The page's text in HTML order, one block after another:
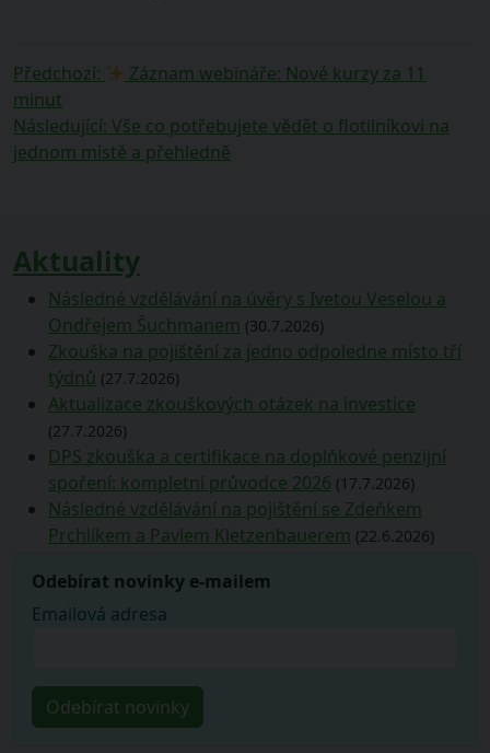
Navigace
pro
příspěvek
Předchozí: Předchozí
Záznam webináře: Nové kurzy za 11
minut
Následující: Následující
příspěvek:
Vše co potřebujete vědět o flotilníkovi na
jednom místě a přehledně
Aktuality
Následné vzdělávání na úvěry s Ivetou Veselou a
Ondřejem Šuchmanem (30.7.2026)
Zkouška na pojištění za jedno odpoledne místo tří
týdnů (27.7.2026)
Aktualizace zkouškových otázek na investice
(27.7.2026)
DPS zkouška a certifikace na doplňkové penzijní
spoření: kompletní průvodce 2026 (17.7.2026)
Následné vzdělávání na pojištění se Zdeňkem
Prchlíkem a Pavlem Kletzenbauerem (22.6.2026)
Odebírat novinky e-mailem
Emailová adresa